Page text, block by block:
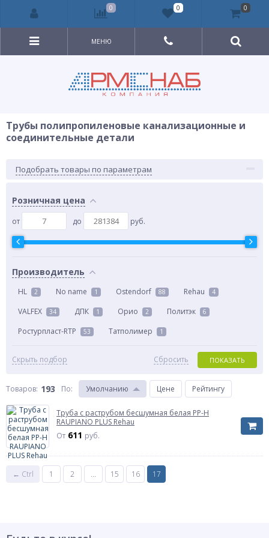
МЕНЮ
Трубы полипропиленовые канализационные и
соединительные детали
Подобрать товары по параметрам
Розничная цена
от до руб.
Производитель
HL 2 No name 1 Ostendorf 88 Rehau 4
VALFEX 34 ДПК 1 Орио 2 Политэк 6
Ростурпласт-RTP 53 Татполимер 1
Скрыть подбор ПОКАЗАТЬ
Сбросить
Товаров: 193 По: Умолчанию Цене Рейтингу
Труба с раструбом бесшумная белая PP-H
RAUPIANO PLUS Rehau
От 611 руб.
← Ctrl 1 2 ... 15 16 17
0 0 0